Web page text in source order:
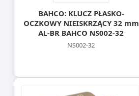
BAHCO: KLUCZ PŁASKO-
OCZKOWY NIEISKRZĄCY 32 mm
AL-BR BAHCO NS002-32
NS002-32